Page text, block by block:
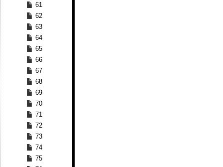
61
62
63
64
65
66
67
68
69
70
71
72
73
74
75